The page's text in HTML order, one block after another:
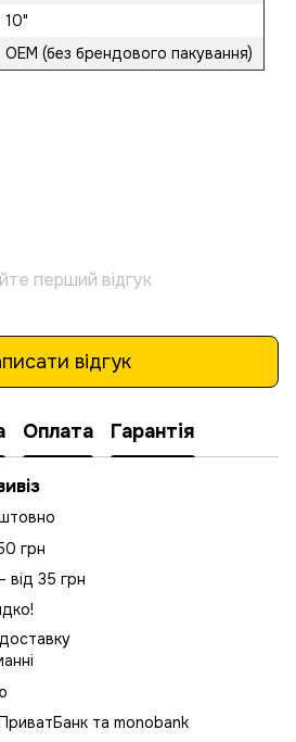
10"
OEM (без брендового пакування)
перший відгук
відгук
Оплата Гарантія
грн
від 35 грн
та monobank